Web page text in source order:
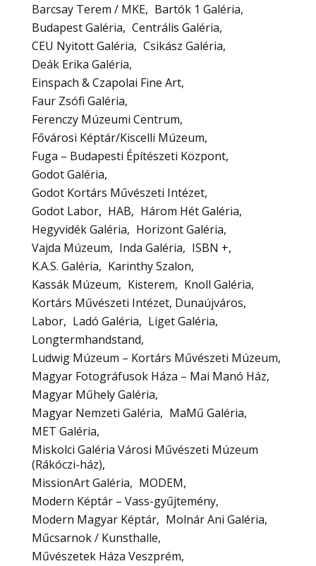
Barcsay Terem / MKE
Bartók 1 Galéria
Budapest Galéria
Centrális Galéria
CEU Nyitott Galéria
Csikász Galéria
Deák Erika Galéria
Einspach & Czapolai Fine Art
Faur Zsófi Galéria
Ferenczy Múzeumi Centrum
Fővárosi Képtár/Kiscelli Múzeum
Fuga – Budapesti Építészeti Központ
Godot Galéria
Godot Kortárs Művészeti Intézet
Godot Labor
HAB
Három Hét Galéria
Hegyvidék Galéria
Horizont Galéria
Vajda Múzeum
Inda Galéria
ISBN +
K.A.S. Galéria
Karinthy Szalon
Kassák Múzeum
Kisterem
Knoll Galéria
Kortárs Művészeti Intézet, Dunaújváros
Labor
Ladó Galéria
Liget Galéria
Longtermhandstand
Ludwig Múzeum – Kortárs Művészeti Múzeum
Magyar Fotográfusok Háza – Mai Manó Ház
Magyar Műhely Galéria
Magyar Nemzeti Galéria
MaMű Galéria
MET Galéria
Miskolci Galéria Városi Művészeti Múzeum
(Rákóczi-ház)
MissionArt Galéria
MODEM
Modern Képtár – Vass-gyűjtemény
Modern Magyar Képtár
Molnár Ani Galéria
Műcsarnok / Kunsthalle
Művészetek Háza Veszprém